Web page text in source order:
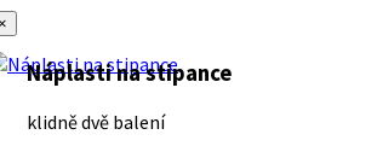
Náplasti na stipance
klidně dvě balení